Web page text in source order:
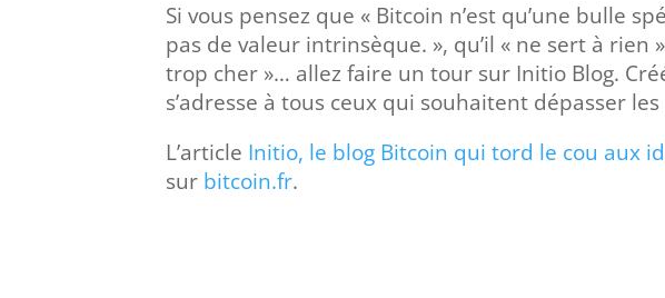
Si vous pensez que « Bitcoin n’est qu’une bulle
pas de valeur intrinsèque. », qu’il « ne sert à rien
trop cher »… allez faire un tour sur Initio Blog.
s’adresse à tous ceux qui souhaitent dépasser
L’article Initio, le blog Bitcoin qui tord le cou aux
sur bitcoin.fr.